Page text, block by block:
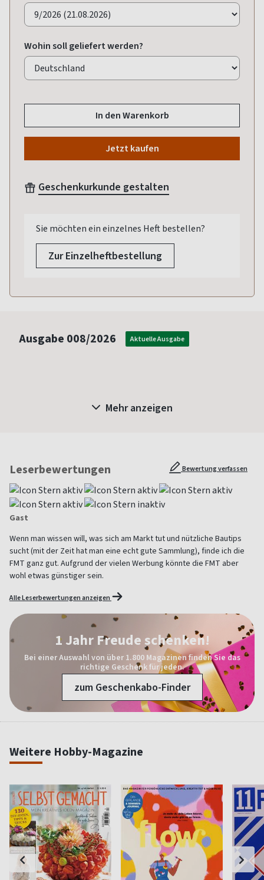
Wohin soll geliefert werden?
In den Warenkorb
Jetzt kaufen
Geschenkurkunde gestalten
Sie möchten ein einzelnes Heft bestellen?
Zur Einzelheftbestellung
Ausgabe 008/2026 Aktuelle Ausgabe
Mehr anzeigen
Leserbewertungen Bewertung verfassen
Gast
Wenn man wissen will, was sich am Markt tut und nützliche Bautips
sucht (mit der Zeit hat man eine echt gute Sammlung), finde ich die
FMT ganz gut. Aufgrund der vielen Werbung könnte die FMT aber
wohl etwas günstiger sein.
Alle Leserbewertungen anzeigen
1 Jahr Freude schenken!
Bei einer Auswahl von über 1.800 Magazinen finden Sie das
richtige Geschenk für jeden.
zum Geschenkabo-Finder
Weitere Hobby-Magazine